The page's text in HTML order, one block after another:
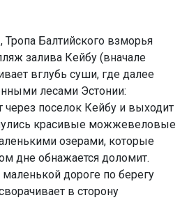
Балтийского взморья
залива Кейбу (вначале
вглубь суши, где далее
лесами Эстонии:
поселок Кейбу и выходит
красивые можжевеловые
озерами, которые
дне обнажается доломит.
дороге по берегу
в сторону